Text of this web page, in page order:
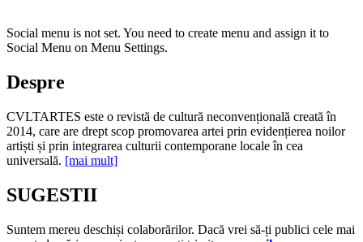
Social menu is not set. You need to create menu and assign it to
Social Menu on Menu Settings.
Despre
CVLTARTES este o revistă de cultură neconvențională creată în
2014, care are drept scop promovarea artei prin evidențierea noilor
artiști și prin integrarea culturii contemporane locale în cea
universală. [mai mult]
SUGESTII
Suntem mereu deschiși colaborărilor. Dacă vrei să-ți publici cele mai